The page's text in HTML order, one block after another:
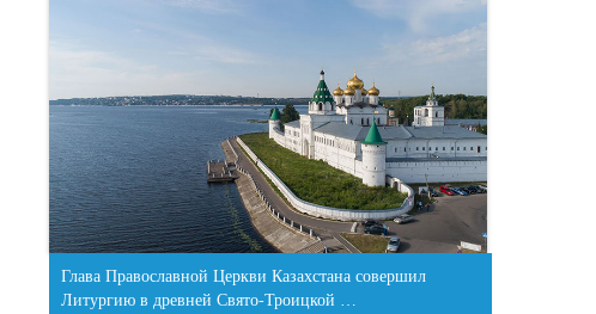
Глава Православной Церкви Казахстана совершил
Литургию в древней Свято-Троицкой …